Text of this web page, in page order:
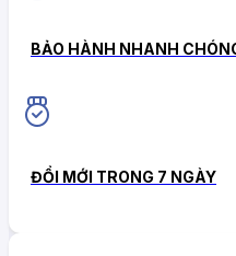
BẢO HÀNH NHANH
ĐỔI MỚI TRONG 7 NGÀY